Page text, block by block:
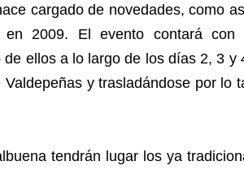
cargado de novedades, como
en 2009. El evento contará con
ellos a lo largo de los días 2, 3 y
y trasladándose por lo
tendrán lugar los ya